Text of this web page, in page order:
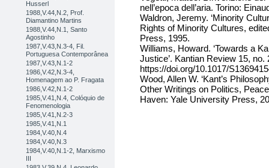
Husserl
1988,V.44,N.2, Prof.
Diamantino Martins
1988,V.44,N.1, Santo
Agostinho
1987,V.43,N.3-4, Fil.
Portuguesa Contemporânea
1987,V.43,N.1-2
1986,V.42,N.3-4,
Homenagem ao P. Fragata
1986,V.42,N.1-2
1985,V.41,N.4, Colóquio de
Fenomenologia
1985,V.41,N.2-3
1985,V.41,N.1
1984,V.40,N.4
1984,V.40,N.3
1984,V.40,N.1-2, Marxismo
III
nell’epoca dell’aria. Torino:
Waldron, Jeremy. ‘Minority
Rights of Minority Cultures,
Press, 1995.
Williams, Howard. ‘Towards a
Justice’. Kantian Review 15,
https://doi.org/10.1017/
Wood, Allen W. ‘Kant’s
Other Writings on Politics,
Haven: Yale University Press,